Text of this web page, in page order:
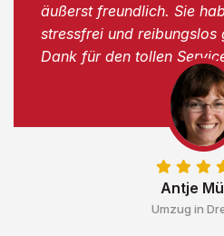
Antje
Umzug in
äußerst freundlich. Sie
stressfrei und reibungslos
Dank für den tollen